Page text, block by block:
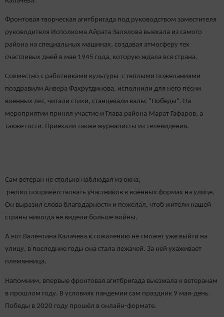
Фронтовая творческая агитбригада под руководством заместителя
руководителя Исполкома Айрата Залялова выехала из самого
района на специальных машинах, создавая атмосферу тех
счастливых дней в мае 1945 года, которую ждала вся страна.
Совместно с работниками культуры с теплыми пожеланиями
поздравили Анвера Фахрутдинова, исполнили для него песни
военных лет, читали стихи, станцевали вальс "Победы". На
мероприятии принял участие и Глава района Марат Гафаров, а
также гости. Приехали также журналисты из телевидения.
Сам ветеран не столько наблюдал из окна,
решил поприветствовать участников в военных формах на улице.
Он выразил слова благодарности и пожелал, чтоб жители нашей
страны никогда не видели больше войны.
А вот Валентина Калачева к сожалению не сможет уже выйти на
улицу, в последние годы она стала лежачей. За ней ухаживает
племянница.
Напомним, впервые фронтовая агитбригада выезжала к ветеранам
в прошлом году. В условиях пандемии сам праздник 9 мая-день
Победы в 2020 году прошёл в онлайн-формате.